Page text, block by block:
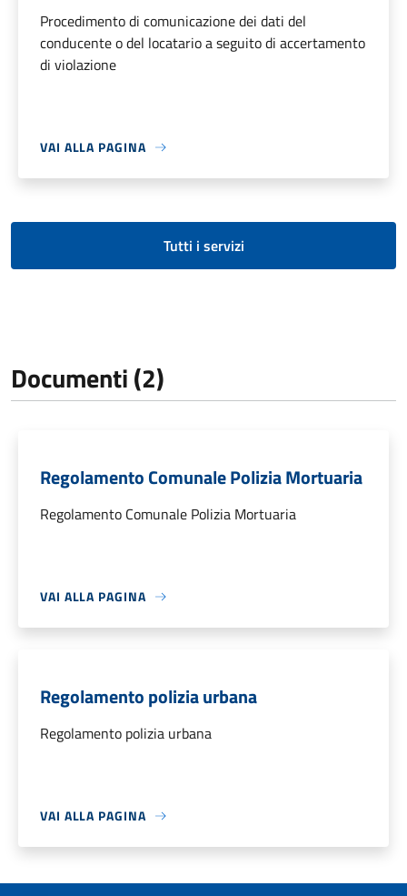
Procedimento di comunicazione dei dati del
conducente o del locatario a seguito di accertamento
di violazione
VAI ALLA PAGINA
Tutti i servizi
Documenti (2)
Regolamento Comunale Polizia Mortuaria
Regolamento Comunale Polizia Mortuaria
VAI ALLA PAGINA
Regolamento polizia urbana
Regolamento polizia urbana
VAI ALLA PAGINA